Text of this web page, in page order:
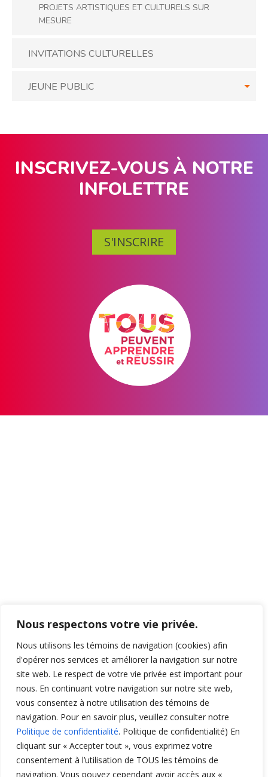
Nous respectons votre vie privée.
Nous utilisons les témoins de navigation (cookies) afin
d'opérer nos services et améliorer la navigation sur notre
site web. Le respect de votre vie privée est important pour
nous. En continuant votre navigation sur notre site web,
vous consentez à notre utilisation des témoins de
navigation. Pour en savoir plus, veuillez consulter notre
Politique de confidentialité. Politique de confidentialité) En
cliquant sur « Accepter tout », vous exprimez votre
consentement à l’utilisation de TOUS les témoins de
navigation. Vous pouvez cependant avoir accès aux «
PROJETS ARTISTIQUES ET CULTURELS SUR
MESURE
INVITATIONS CULTURELLES
JEUNE PUBLIC
INSCRIVEZ-VOUS À NOTRE
INFOLETTRE
S'INSCRIRE
La rédaction suit en priorité les principes de l'écriture
neutre.
Confidentialité|Politique de confidentialité |Préférences
de Cookies